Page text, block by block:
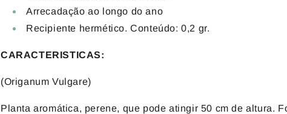
Arrecadação ao longo do ano
Recipiente hermético. Conteúdo: 0,2 gr.
CARACTERISTICAS:
(Origanum Vulgare)
Planta aromática, perene, que pode atingir 50 cm de altura.